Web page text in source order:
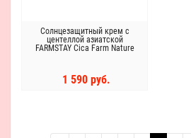
Солнцезащитный крем с
центеллой азиатской
FARMSTAY Cica Farm Nature
1 590 руб.